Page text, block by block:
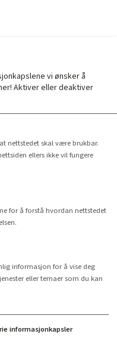
vi ønsker å
Aktiver eller deaktiver
nettstedet skal være brukbar.
ellers ikke vil fungere
for å forstå hvordan nettstedet
informasjon for å vise deg
eller temaer som du kan
informasjonkapsler